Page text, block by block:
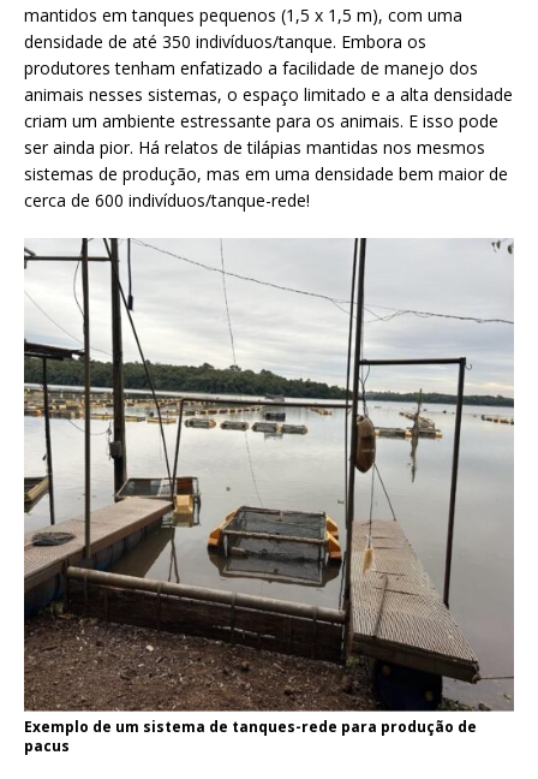
mantidos em tanques pequenos (1,5 x 1,5 m), com uma
densidade de até 350 indivíduos/tanque. Embora os
produtores tenham enfatizado a facilidade de manejo dos
animais nesses sistemas, o espaço limitado e a alta densidade
criam um ambiente estressante para os animais. E isso pode
ser ainda pior. Há relatos de tilápias mantidas nos mesmos
sistemas de produção, mas em uma densidade bem maior de
cerca de 600 indivíduos/tanque-rede!
Exemplo de um sistema de tanques-rede para produção de
pacus